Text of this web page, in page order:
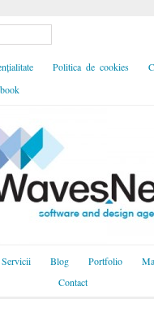
Politica de cookies
Servicii Blog Portfolio
Contact